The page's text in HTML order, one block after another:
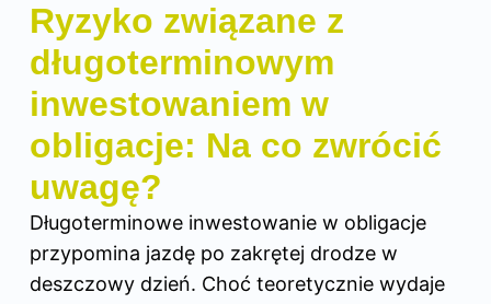
Ryzyko związane z
długoterminowym
inwestowaniem w
obligacje: Na co zwrócić
uwagę?
Długoterminowe inwestowanie w obligacje
przypomina jazdę po zakrętej drodze w
deszczowy dzień. Choć teoretycznie wydaje